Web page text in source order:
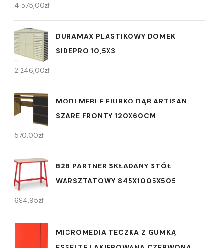
4 575,00zł
DURAMAX PLASTIKOWY DOMEK
SIDEPRO 10,5X3
2 246,00zł
MODI MEBLE BIURKO DĄB ARTISAN
SZARE FRONTY 120X60CM
570,00zł
B2B PARTNER SKŁADANY STÓŁ
WARSZTATOWY 845X1005X505
694,95zł
MICROMEDIA TECZKA Z GUMKĄ